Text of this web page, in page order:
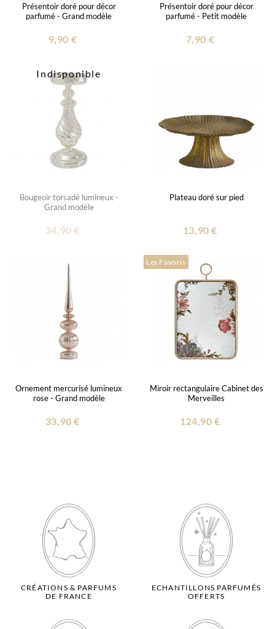
Présentoir doré pour décor
parfumé - Grand modèle
9,90 €
Présentoir doré pour décor
parfumé - Petit modèle
7,90 €
Indisponible
Bougeoir torsadé lumineux -
Grand modèle
34,90 €
Plateau doré sur pied
13,90 €
Ornement mercurisé lumineux
rose - Grand modèle
33,90 €
Les Favoris
Miroir rectangulaire Cabinet des
Merveilles
124,90 €
CRÉATIONS & PARFUMS
DE FRANCE
ECHANTILLONS PARFUMÉS
OFFERTS